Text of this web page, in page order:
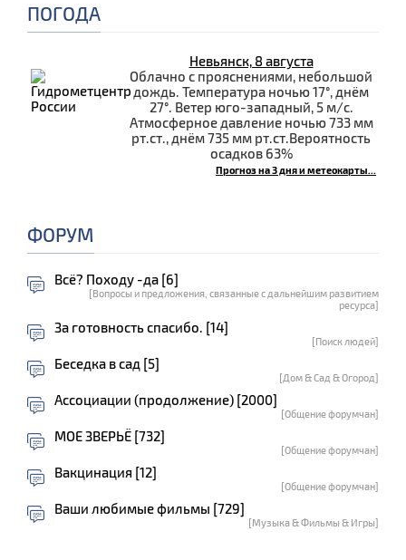
ПОГОДА
Невьянск, 8 августа
Облачно с прояснениями, небольшой
дождь. Температура ночью 17°, днём
27°. Ветер юго-западный, 5 м/с.
Атмосферное давление ночью 733 мм
рт.ст., днём 735 мм рт.ст.Вероятность
осадков 63%
Прогноз на 3 дня и метеокарты...
ФОРУМ
Всё? Походу -да [6]
[Вопросы и предложения, связанные с дальнейшим развитием
ресурса]
За готовность спасибо. [14]
[Поиск людей]
Беседка в сад [5]
[Дом & Сад & Огород]
Ассоциации (продолжение) [2000]
[Общение форумчан]
МОЕ ЗВЕРЬЁ [732]
[Общение форумчан]
Вакцинация [12]
[Общение форумчан]
Ваши любимые фильмы [729]
[Музыка & Фильмы & Игры]